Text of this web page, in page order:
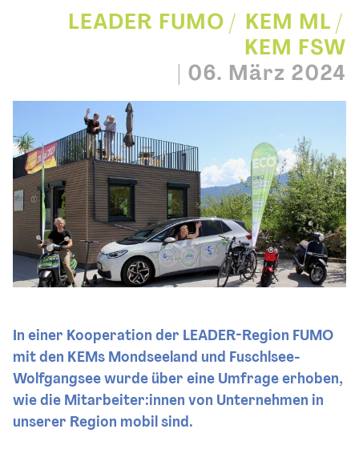
LEADER FUMO
KEM ML
KEM FSW
06. März 2024
In einer Kooperation der LEADER-Region FUMO
mit den KEMs Mondseeland und Fuschlsee-
Wolfgangsee wurde über eine Umfrage erhoben,
wie die Mitarbeiter:innen von Unternehmen in
unserer Region mobil sind.